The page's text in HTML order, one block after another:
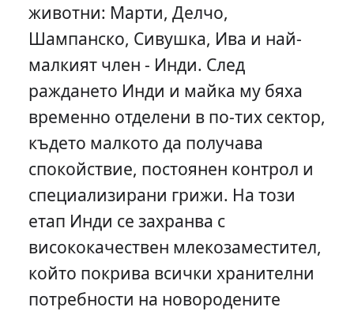
животни: Марти, Делчо,
Шампанско, Сивушка, Ива и най-
малкият член - Инди. След
раждането Инди и майка му бяха
временно отделени в по-тих сектор,
където малкото да получава
спокойствие, постоянен контрол и
специализирани грижи. На този
етап Инди се захранва с
висококачествен млекозаместител,
който покрива всички хранителни
потребности на новородените